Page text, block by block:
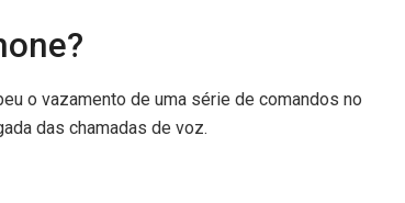
o vazamento de uma série de comandos no
das chamadas de voz.